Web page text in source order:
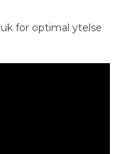
for optimal ytelse